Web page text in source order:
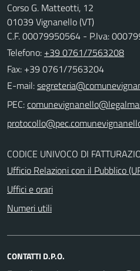
Corso G. Matteotti, 12
01039 Vignanello (VT)
C.F. 00079950564 - P.Iva:
Telefono: +39 0761/7563208
Fax: +39 0761/7563204
E-mail:
PEC:
CODICE UNIVOCO DI
Ufficio Relazioni con il Pubblico
Uffici e orari
Numeri utili
CONTATTI D.P.O.